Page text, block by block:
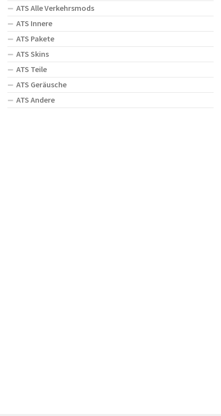
ATS Alle Verkehrsmods
ATS Innere
ATS Pakete
ATS Skins
ATS Teile
ATS Geräusche
ATS Andere